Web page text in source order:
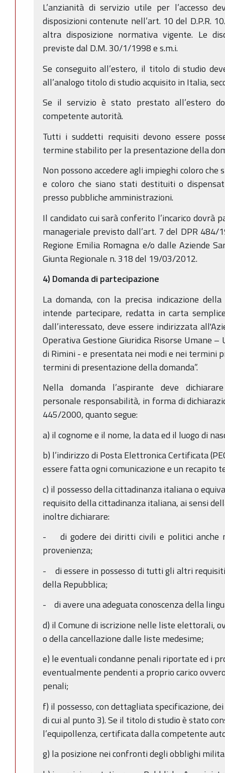
L’anzianità di servizio utile per l’accesso
disposizioni contenute nell’art. 10 del D.P.R.
altra disposizione normativa vigente. Le
previste dal D.M. 30/1/1998 e s.m.i.
Se conseguito all’estero, il titolo di studio
all’analogo titolo di studio acquisito in Italia,
Se il servizio è stato prestato all’estero
competente autorità.
Tutti i suddetti requisiti devono essere
termine stabilito per la presentazione della
Non possono accedere agli impieghi coloro
e coloro che siano stati destituiti o
presso pubbliche amministrazioni.
Il candidato cui sarà conferito l’incarico dovrà
manageriale previsto dall’art. 7 del DPR
Regione Emilia Romagna e/o dalle Aziende
Giunta Regionale n. 318 del 19/03/2012.
4) Domanda di partecipazione
La domanda, con la precisa indicazione
intende partecipare, redatta in carta
dall’interessato, deve essere indirizzata
Operativa Gestione Giuridica Risorse Umane
di Rimini - e presentata nei modi e nei termini
termini di presentazione della domanda”.
Nella domanda l’aspirante deve
personale responsabilità, in forma di
445/2000, quanto segue:
a) il cognome e il nome, la data ed il luogo di
b) l’indirizzo di Posta Elettronica Certificata
essere fatta ogni comunicazione e un recapito
c) il possesso della cittadinanza italiana o
requisito della cittadinanza italiana, ai sensi
inoltre dichiarare:
- di godere dei diritti civili e politici anche
provenienza;
- di essere in possesso di tutti gli altri
della Repubblica;
- di avere una adeguata conoscenza della
d) il Comune di iscrizione nelle liste elettorali,
o della cancellazione dalle liste medesime;
e) le eventuali condanne penali riportate ed i
eventualmente pendenti a proprio carico
penali;
f) il possesso, con dettagliata specificazione,
di cui al punto 3). Se il titolo di studio è stato
l’equipollenza, certificata dalla competente
g) la posizione nei confronti degli obblighi